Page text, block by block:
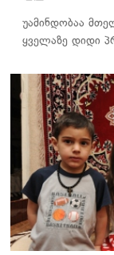
უამინდობაა
ყველაზე დიდი